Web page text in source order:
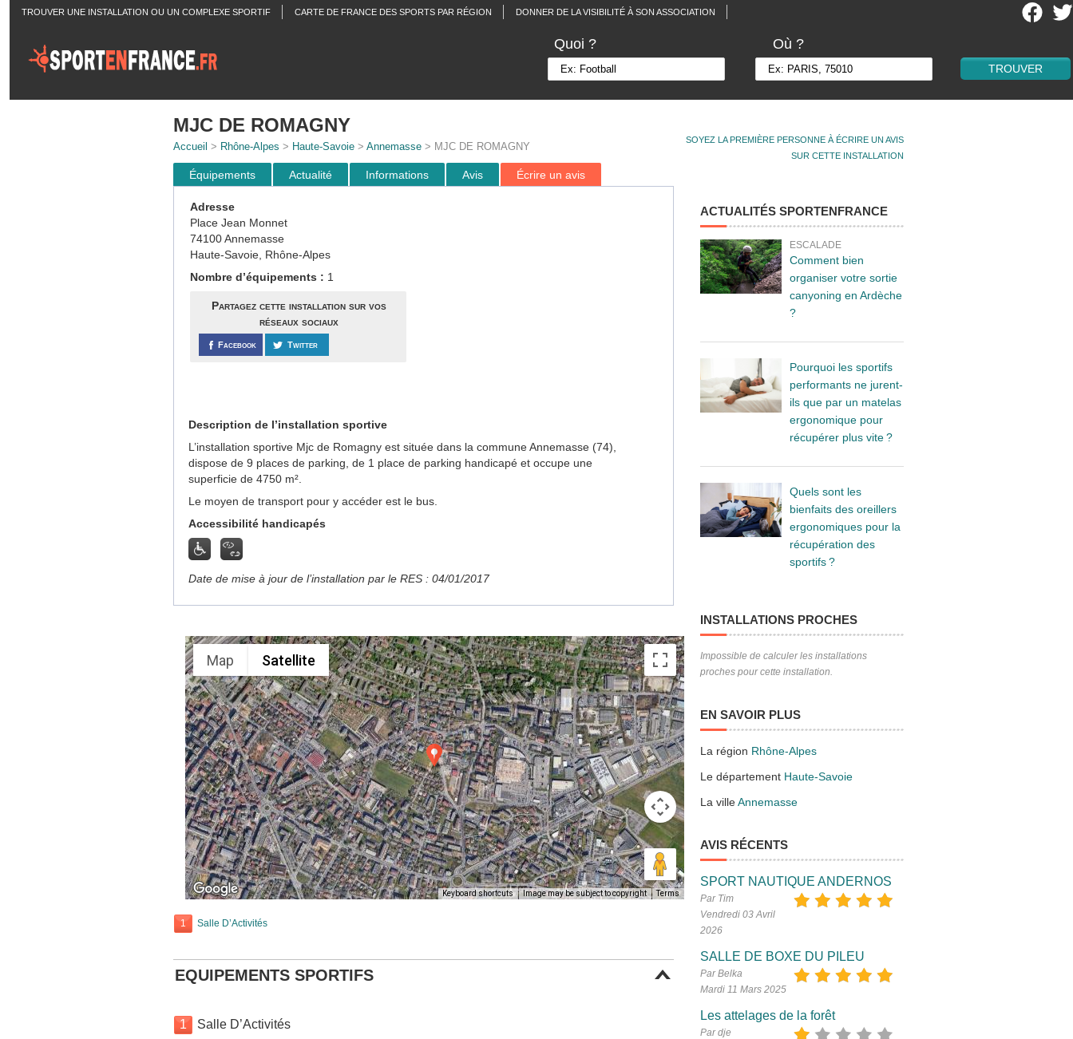
TROUVER UNE INSTALLATION OU UN COMPLEXE SPORTIF CARTE DE FRANCE DES SPORTS PAR RÉGION DONNER DE LA VISIBILITÉ À SON ASSOCIATION
Quoi ? Où ?
SOYEZ LA PREMIÈRE PERSONNE À ÉCRIRE UN AVIS
SUR CETTE INSTALLATION
MJC DE ROMAGNY
Accueil > Rhône-Alpes > Haute-Savoie> Annemasse> MJC DE ROMAGNY
Équipements Actualité Informations Avis Écrire un avis
Adresse
Place Jean Monnet
74100 Annemasse
Haute-Savoie, Rhône-Alpes
Nombre d’équipements : 1
Partagez cette installation sur vos
réseaux sociaux
Facebook Twitter
Description de l’installation sportive
L’installation sportive Mjc de Romagny est située dans la commune Annemasse (74),
dispose de 9 places de parking, de 1 place de parking handicapé et occupe une
superficie de 4750 m².
Le moyen de transport pour y accéder est le bus.
Accessibilité handicapés
Date de mise à jour de l’installation par le RES : 04/01/2017
Map Satellite
Keyboard shortcuts Image may be subject to copyright Terms
1 Salle D’Activités
EQUIPEMENTS SPORTIFS
1 Salle D’Activités
ACTUALITÉS SPORTENFRANCE
ESCALADE
Comment bien
organiser votre sortie
canyoning en Ardèche
?
Pourquoi les sportifs
performants ne jurent-
ils que par un matelas
ergonomique pour
récupérer plus vite ?
Quels sont les
bienfaits des oreillers
ergonomiques pour la
récupération des
sportifs ?
INSTALLATIONS PROCHES
Impossible de calculer les installations
proches pour cette installation.
EN SAVOIR PLUS
La région Rhône-Alpes
Le département Haute-Savoie
La villeAnnemasse
AVIS RÉCENTS
SPORT NAUTIQUE ANDERNOS
Par Tim
Vendredi 03 Avril
2026
SALLE DE BOXE DU PILEU
Par Belka
Mardi 11 Mars 2025
Les attelages de la forêt
Par dje